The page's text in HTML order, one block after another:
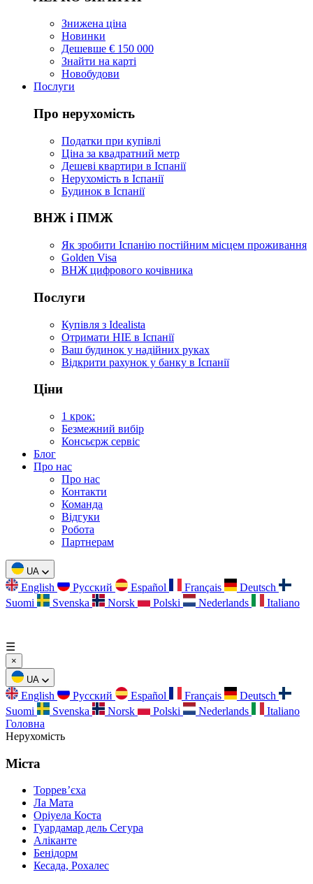
Знижена ціна
Новинки
Дешевше € 150 000
Знайти на карті
Новобудови
Послуги
Про нерухомість
Податки при купівлі
Ціна за квадратний метр
Дешеві квартири в Іспанії
Нерухомість в Іспанії
Будинок в Іспанії
ВНЖ і ПМЖ
Як зробити Іспанію постійним місцем проживання
Golden Visa
ВНЖ цифрового кочівника
Послуги
Купівля з Idealista
Отримати НІЕ в Іспанії
Ваш будинок у надійних руках
Відкрити рахунок у банку в Іспанії
Ціни
1 крок:
Безмежний вибір
Консьєрж сервіс
Блог
Про нас
Про нас
Контакти
Команда
Відгуки
Робота
Партнерам
UA
English Русский Español Français
Deutsch
Suomi
Svenska Norsk Polski Nederlands Italiano
☰
×
UA
English Русский Español Français
Deutsch
Suomi
Svenska Norsk Polski Nederlands
Italiano
Головна
Нерухомість
Міста
Торревʼєха
Ла Мата
Оріуела Коста
Гуардамар дель Сегура
Аліканте
Бенідорм
Кесада, Рохалес